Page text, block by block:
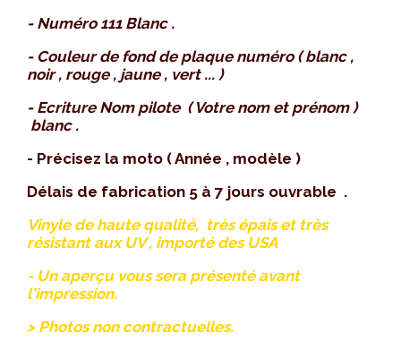
- Numéro 111 Blanc .
- Couleur de fond de plaque numéro ( blanc ,
noir , rouge , jaune , vert ... )
- Ecriture Nom pilote ( Votre nom et prénom )
blanc .
- Précisez la moto ( Année , modèle )
Délais de fabrication 5 à 7 jours ouvrable .
Vinyle de haute qualité, très épais et très
résistant aux UV , importé des USA
- Un aperçu vous sera présenté avant
l'impression.
> Photos non contractuelles.